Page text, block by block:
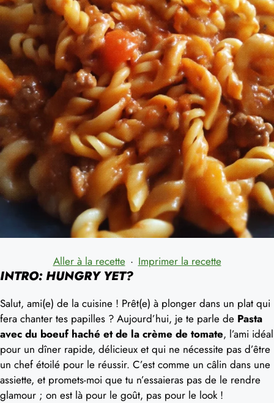
Aller à la recette · Imprimer la recette
INTRO: HUNGRY YET?
Salut, ami(e) de la cuisine ! Prêt(e) à plonger dans un plat qui
fera chanter tes papilles ? Aujourd’hui, je te parle de Pasta
avec du boeuf haché et de la crème de tomate, l’ami idéal
pour un dîner rapide, délicieux et qui ne nécessite pas d’être
un chef étoilé pour le réussir. C’est comme un câlin dans une
assiette, et promets-moi que tu n’essaieras pas de le rendre
glamour ; on est là pour le goût, pas pour le look !